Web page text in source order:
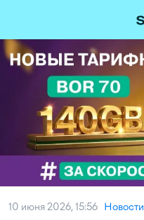
10 июня 2026, 15:56 Новости